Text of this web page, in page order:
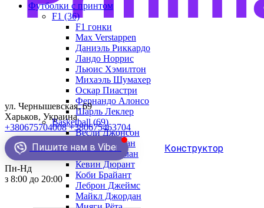
ул. Чернышевская, 69
Харьков, Украина
+380675704008 +380675463704
Пишите нам в Viber Конструктор
Пн-Нд
з 8:00 до 20:00
Футболки с принтом
F1 (36)
F1 гонки
Max Verstappen
Даниэль Риккардо
Ландо Норрис
Льюис Хэмилтон
Михаэль Шумахер
Оскар Пиастри
Фернандо Алонсо
Шарль Леклер
Basketball (69)
Весли Джонсон
Демар Деразан
Деннис Родман
Кевин Дюрант
Коби Брайант
Леброн Джеймс
Майкл Джордан